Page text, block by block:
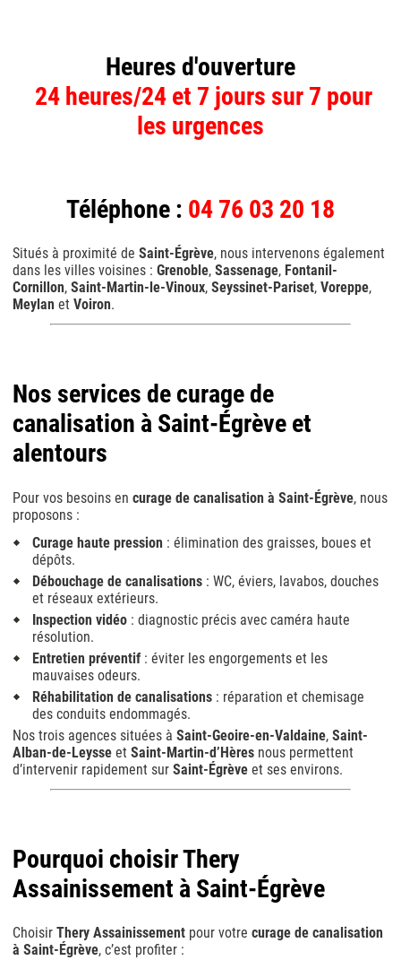
Heures d'ouverture
24 heures/24 et 7 jours sur 7 pour
les urgences
Téléphone : 04 76 03 20 18
Situés à proximité deSaint-Égrève, nous intervenons également
dans les villes voisines :Grenoble,Sassenage, Fontanil-
Cornillon,Saint-Martin-le-Vinoux,Seyssinet-Pariset,Voreppe,
Meylan etVoiron.
Nos services de curage de
canalisation à Saint-Égrève et
alentours
Pour vos besoins encurage de canalisation à Saint-Égrève, nous
proposons :
Curage haute pression : élimination des graisses, boues et
dépôts.
Débouchage de canalisations : WC, éviers, lavabos, douches
et réseaux extérieurs.
Inspection vidéo : diagnostic précis avec caméra haute
résolution.
Entretien préventif : éviter les engorgements et les
mauvaises odeurs.
Réhabilitation de canalisations : réparation et chemisage
des conduits endommagés.
Nos trois agences situées àSaint-Geoire-en-Valdaine,Saint-
Alban-de-Leysse etSaint-Martin-d’Hères nous permettent
d’intervenir rapidement surSaint-Égrève et ses environs.
Pourquoi choisir Thery
Assainissement à Saint-Égrève
ChoisirThery Assainissement pour votrecurage de canalisation
à Saint-Égrève, c’est profiter :